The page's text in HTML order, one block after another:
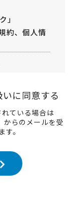
」
約、個人情
約(以下「本規
以下に定める
に同意する
ている場合は
らのメールを受
。